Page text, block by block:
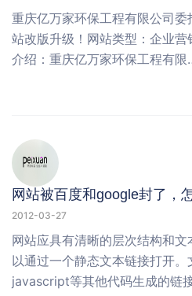
重庆亿万家环保工程有限公司
站改版升级！网站类型：企业
介绍：重庆亿万家环保工程有
网站被百度和google封了，
2012-03-27
网站应具有清晰的层次结构和
以通过一个静态文本链接打开
javascript等其他代码生成的链